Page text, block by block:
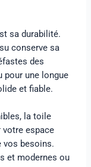
sa durabilité.
conserve sa
des
pour une longue
et fiable.
la toile
votre espace
vos besoins.
et modernes ou